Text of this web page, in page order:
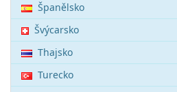
Španělsko
Švýcarsko
Thajsko
Turecko